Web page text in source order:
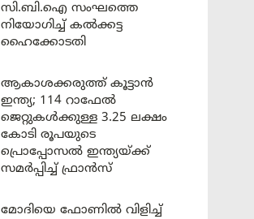
സി.ബി.ഐ സംഘത്തെ
നിയോഗിച്ച് കൽക്കട്ട
ഹൈക്കോടതി
ആകാശക്കരുത്ത് കൂട്ടാൻ
ഇന്ത്യ; 114 റാഫേൽ
ജെറ്റുകൾക്കുള്ള 3.25 ലക്ഷം
കോടി രൂപയുടെ
പ്രൊപ്പോസൽ ഇന്ത്യയ്ക്ക്
സമർപ്പിച്ച് ഫ്രാൻസ്
മോദിയെ ഫോണിൽ വിളിച്ച്